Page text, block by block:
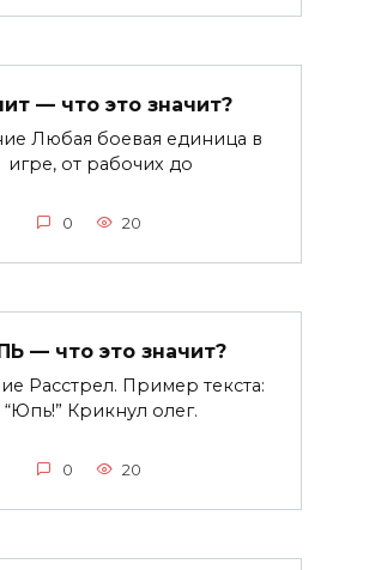
— что это значит?
Любая боевая единица в
игре, от рабочих до
0 20
— что это значит?
Расстрел. Пример текста:
“Юпь!” Крикнул олег.
0 20